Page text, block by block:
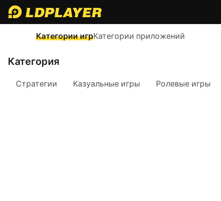
Категории игрКатегории приложений
Категория
Стратегии Казуальные игры Ролевые игры